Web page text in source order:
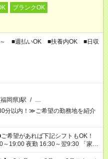
ブランクOK
～ ■週払いOK ■扶養内OK ■日収
岡県)駅 / …
分以内！≫ご希望の勤務地を紹介
夜勤 16:30～翌9:30 「家族
を持って夕飯の準備がしたい」